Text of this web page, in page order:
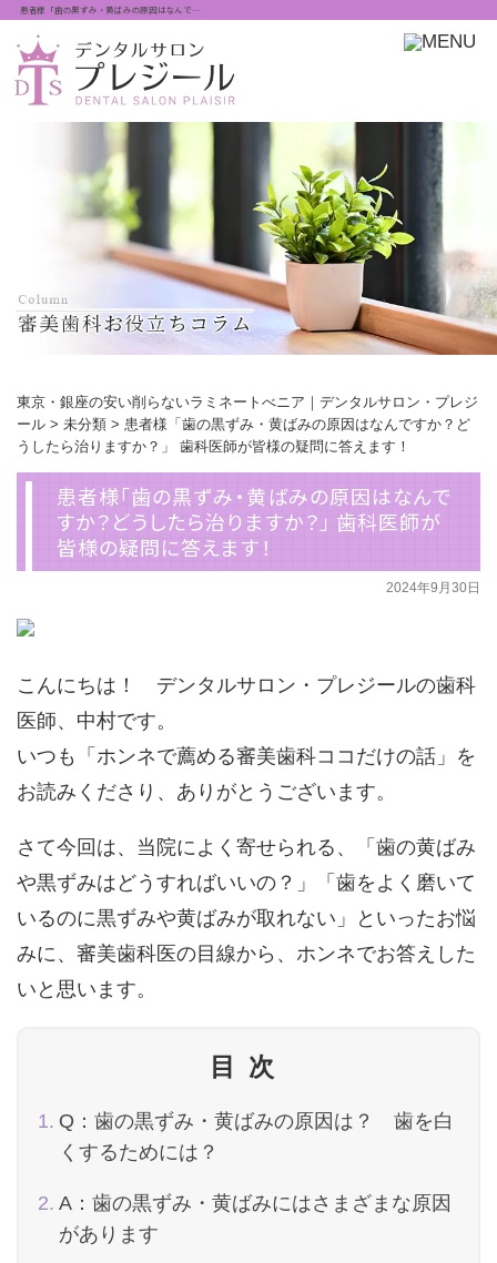
患者様「歯の黒ずみ・黄ばみの原因はなんで…
東京・銀座の安い削らないラミネートべニア｜デンタルサロン・プレジ
ール> 未分類> 患者様「歯の黒ずみ・黄ばみの原因はなんですか？ど
うしたら治りますか？」 歯科医師が皆様の疑問に答えます！
患者様「歯の黒ずみ・黄ばみの原因はなんで
すか？どうしたら治りますか？」 歯科医師が
皆様の疑問に答えます！
2024年9月30日
こんにちは！ デンタルサロン・プレジールの歯科
医師、中村です。
いつも「ホンネで薦める審美歯科ココだけの話」を
お読みくださり、ありがとうございます。
さて今回は、当院によく寄せられる、「歯の黄ばみ
や黒ずみはどうすればいいの？」「歯をよく磨いて
いるのに黒ずみや黄ばみが取れない」といったお悩
みに、審美歯科医の目線から、ホンネでお答えした
いと思います。
目次
Q：歯の黒ずみ・黄ばみの原因は？ 歯を白
くするためには？
A：歯の黒ずみ・黄ばみにはさまざまな原因
があります